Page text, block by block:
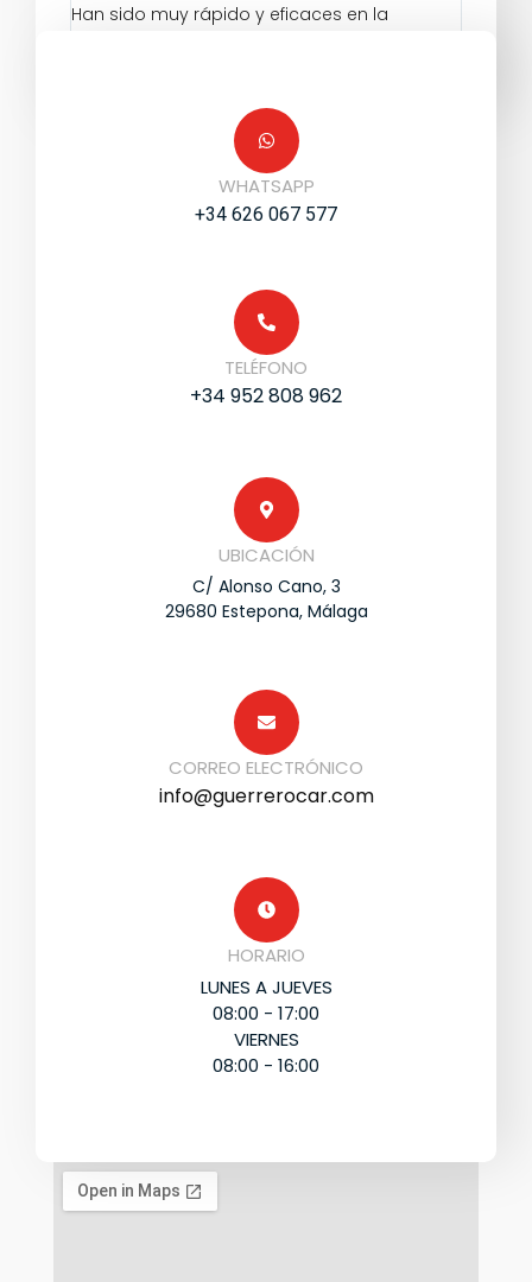
Han sido muy rápido y eficaces en la
reparación de mi coche.
WHATSAPP
+34 626 067 577
TELÉFONO
+34 952 808 962
UBICACIÓN
C/ Alonso Cano, 3
29680 Estepona, Málaga
CORREO ELECTRÓNICO
info@guerrerocar.com
HORARIO
LUNES A JUEVES
08:00 - 17:00
VIERNES
08:00 - 16:00